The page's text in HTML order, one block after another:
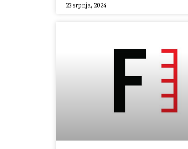
23 srpnja, 2024